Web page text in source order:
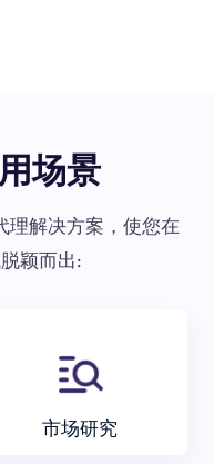
场景
理解决方案，使您在
颖而出:
市场研究